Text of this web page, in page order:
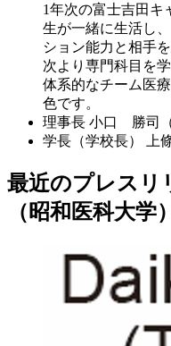
1年次の富士吉田キ
生が一緒に生活し
ション能力と相手
次より専門科目を
体系的なチーム医
色です。
理事長 小口 勝司
学長（学校長）
上
最近のプレスリ
（昭和医科大学）